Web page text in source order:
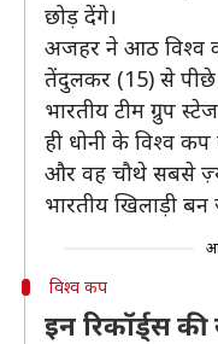
छोड़ देंगे।
अजहर ने आठ विश्व
तेंदुलकर (15) से पीछे
भारतीय टीम ग्रुप
ही धोनी के विश्व
और वह चौथे सबसे
भारतीय खिलाड़ी बन
विश्व कप
इन रिकॉर्ड्स